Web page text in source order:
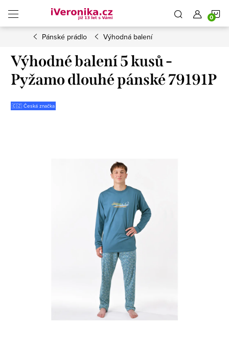
obsah
Pánské prádlo Výhodná balení
Výhodné balení 5 kusů -
Pyžamo dlouhé pánské 79191P
🇨🇿 Česká značka